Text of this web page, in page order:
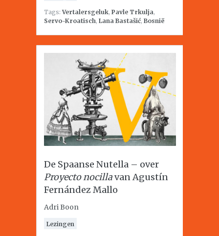
Tags:Vertalersgeluk, Pavle Trkulja,
Servo-Kroatisch, Lana Bastašić, Bosnië
De Spaanse Nutella – over
Proyecto nocillavan Agustín
Fernández Mallo
Adri Boon
Lezingen